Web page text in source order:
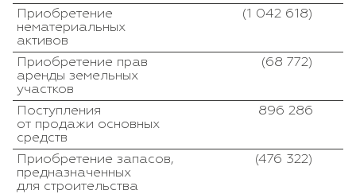
Приобретение
нематериальных
активов
(1 042 618)
Приобретение прав
аренды земельных
участков
(68 772)
Поступления
от продажи основных
средств
896 286
Приобретение запасов,
предназначенных
для строительства
(476 322)